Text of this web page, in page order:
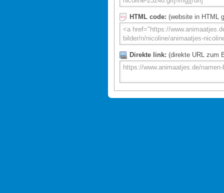
HTML code: (website in HTML
Direkte link: (direkte URL zum